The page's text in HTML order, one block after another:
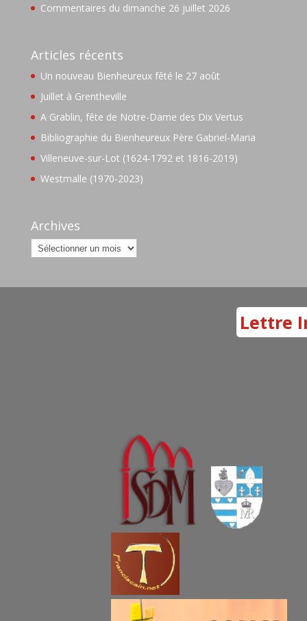
Commentaires du dimanche 26 juillet 2026
Articles récents
Un nouveau Bienheureux fêté le 27 août
Juillet à Grentheville
A Grablin, fête de Notre-Dame des Dix Vertus
Bibliographie du Bienheureux Père Gabriel-Maria
Villeneuve-sur-Lot (1624-1792 et 1816-2019)
Westmalle (1970-2023)
Archives
Archives
Lettre